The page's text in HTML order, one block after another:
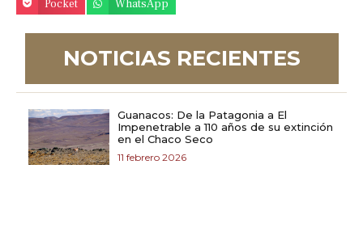
Pocket
WhatsApp
NOTICIAS RECIENTES
Guanacos: De la Patagonia a El
Impenetrable a 110 años de su extinción
en el Chaco Seco
11 febrero 2026